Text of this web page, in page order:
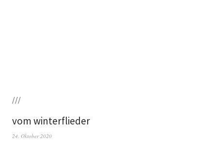
///
vom winterflieder
24. Oktober 2020